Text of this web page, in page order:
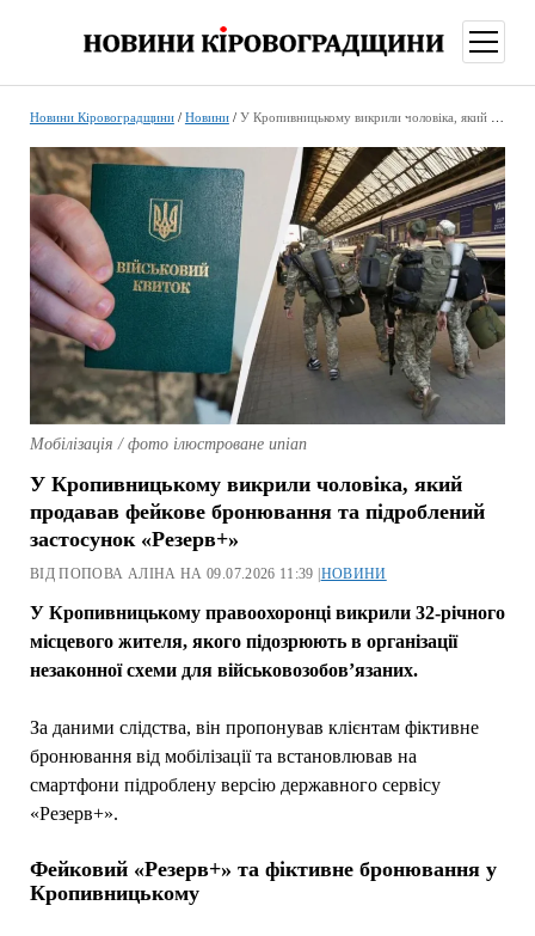
меню
Новини Кіровоградщини/ Новини/ У Кропивницькому викрили чоловіка, який продавав фейкове бронювання та підроблений застосунок «Резерв+»
Мобілізація / фото ілюстроване unian
У Кропивницькому викрили чоловіка, який
продавав фейкове бронювання та підроблений
застосунок «Резерв+»
ВІД ПОПОВА АЛІНА НА 09.07.2026 11:39 | НОВИНИ
У Кропивницькому правоохоронці викрили 32-річного
місцевого жителя, якого підозрюють в організації
незаконної схеми для військовозобов’язаних.
За даними слідства, він пропонував клієнтам фіктивне
бронювання від мобілізації та встановлював на
смартфони підроблену версію державного сервісу
«Резерв+».
Фейковий «Резерв+» та фіктивне бронювання у
Кропивницькому